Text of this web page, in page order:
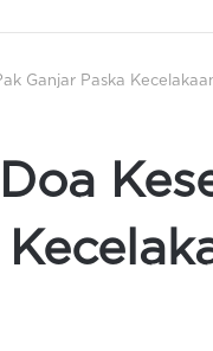
Ganjar Paska